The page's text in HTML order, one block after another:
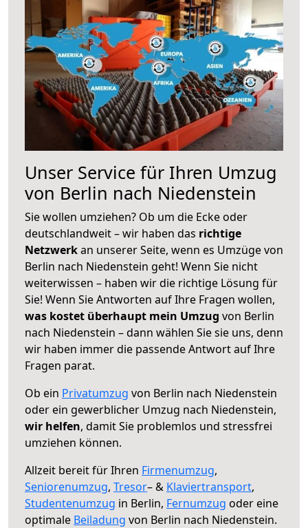
Unser Service für Ihren Umzug
von Berlin nach Niedenstein
Sie wollen umziehen? Ob um die Ecke oder
deutschlandweit – wir haben das richtige
Netzwerkan unserer Seite, wenn es Umzüge von
Berlin nach Niedenstein geht! Wenn Sie nicht
weiterwissen – haben wir die richtige Lösung für
Sie! Wenn Sie Antworten auf Ihre Fragen wollen,
was kostet überhaupt mein Umzug von Berlin
nach Niedenstein – dann wählen Sie sie uns, denn
wir haben immer die passende Antwort auf Ihre
Fragen parat.
Ob ein Privatumzug von Berlin nach Niedenstein
oder ein gewerblicher Umzug nach Niedenstein,
wir helfen, damit Sie problemlos und stressfrei
umziehen können.
Allzeit bereit für Ihren Firmenumzug,
Seniorenumzug, Tresor– & Klaviertransport,
Studentenumzug in Berlin, Fernumzug oder eine
optimale Beiladung von Berlin nach Niedenstein.